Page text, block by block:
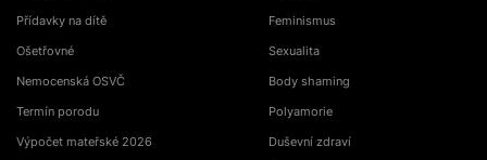
Přídavky na dítě
Ošetřovné
Nemocenská OSVČ
Termín porodu
Výpočet mateřské 2026
Feminismus
Sexualita
Body shaming
Polyamorie
Duševní zdraví